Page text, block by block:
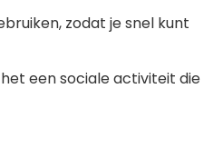
zodat je snel kunt
een sociale activiteit die